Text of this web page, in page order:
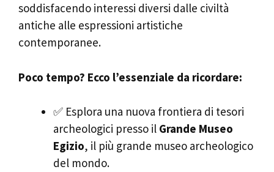
soddisfacendo interessi diversi dalle civiltà
antiche alle espressioni artistiche
contemporanee.
Poco tempo? Ecco l’essenziale da ricordare:
✅ Esplora una nuova frontiera di tesori
archeologici presso il Grande Museo
Egizio, il più grande museo archeologico
del mondo.